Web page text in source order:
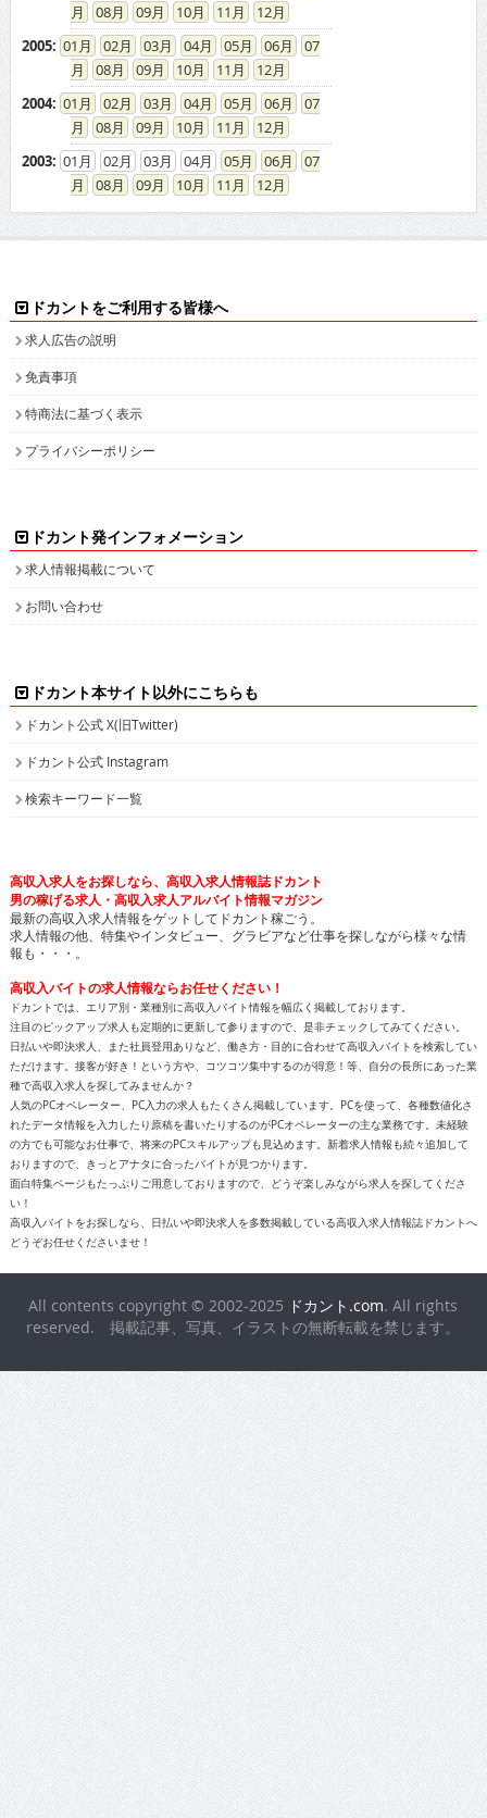
08
09 10 11
12
2005: 01 02 03 04 05 06
07
08
09 10 11
12
2004: 01 02 03 04 05 06
07
08
09 10 11
12
2003: 01 02 03 04 05 06
07
08
09 10 11 12
ドカントをご利用する皆様へ
求人広告の説明
免責事項
特商法に基づく表示
プライバシーポリシー
ドカント発インフォメーション
求人情報掲載について
お問い合わせ
ドカント本サイト以外にこちらも
ドカント公式 X(旧Twitter)
ドカント公式 Instagram
検索キーワード一覧
高収入求人をお探しなら、高収入求人情報誌ドカント
男の稼げる求人・高収入求人アルバイト情報マガジン
最新の高収入求人情報をゲットしてドカント稼ごう。
求人情報の他、特集やインタビュー、グラビアなど仕事を探しながら様々な情
報も・・・。
高収入バイトの求人情報ならお任せください！
ドカントでは、エリア別・業種別に高収入バイト情報を幅広く掲載しております。
注目のピックアップ求人も定期的に更新して参りますので、是非チェックしてみてください。
日払いや即決求人、また社員登用ありなど、働き方・目的に合わせて高収入バイトを検索してい
ただけます。接客が好き！という方や、コツコツ集中するのが得意！等、自分の長所にあった業
種で高収入求人を探してみませんか？
人気のPCオペレーター、PC入力の求人もたくさん掲載しています。PCを使って、各種数値化さ
れたデータ情報を入力したり原稿を書いたりするのがPCオペレーターの主な業務です。未経験
の方でも可能なお仕事で、将来のPCスキルアップも見込めます。新着求人情報も続々追加して
おりますので、きっとアナタに合ったバイトが見つかります。
面白特集ページもたっぷりご用意しておりますので、どうぞ楽しみながら求人を探してくださ
い！
高収入バイトをお探しなら、日払いや即決求人を多数掲載している高収入求人情報誌ドカントへ
どうぞお任せくださいませ！
All contents copyright © 2002-2025 ドカント.com. All rights
reserved. 掲載記事、写真、イラストの無断転載を禁じます。